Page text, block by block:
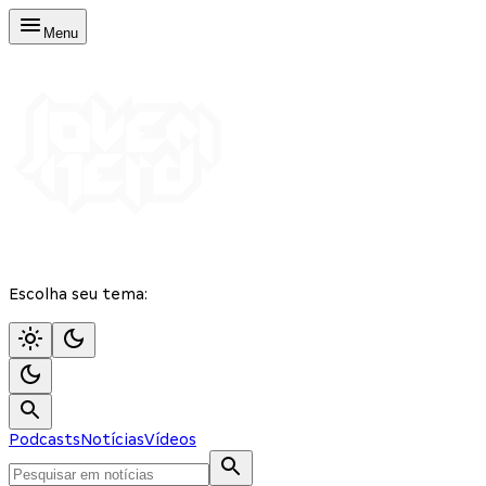
Menu
Escolha seu tema:
PodcastsNotíciasVídeos